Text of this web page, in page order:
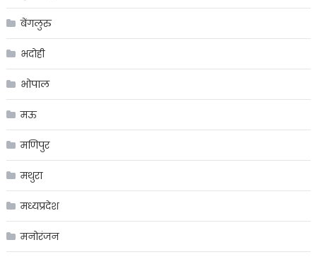
बेंगलुरु
भदोही
भोपाल
मऊ
मणिपुर
मथुरा
मध्यप्रदेश
मनोरंजन